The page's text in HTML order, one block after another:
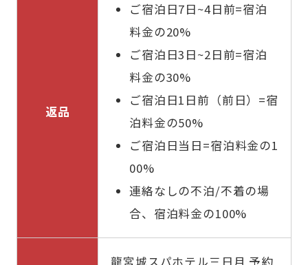
返品
ご宿泊日7日~4日前=宿泊
料金の20%
ご宿泊日3日~2日前=宿泊
料金の30%
ご宿泊日1日前（前日）=宿
泊料金の50%
ご宿泊日当日=宿泊料金の1
00%
連絡なしの不泊/不着の場
合、宿泊料金の100%
龍宮城スパホテル三日月 予約